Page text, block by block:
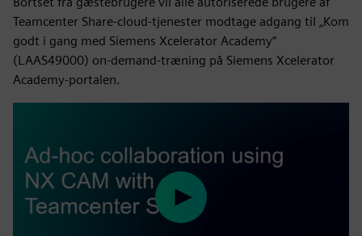
Teamcenter Share-cloud-tjenester modtage adgang til „Kom
godt i gang med Siemens Xcelerator Academy“
(LAAS49000) on-demand-træning på Siemens Xcelerator
Academy-portalen.
Play